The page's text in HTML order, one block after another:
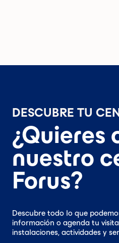
DESCUBRE TU
¿Quieres
nuestro
Forus?
Descubre todo lo que
información o agenda tu
instalaciones, actividades y